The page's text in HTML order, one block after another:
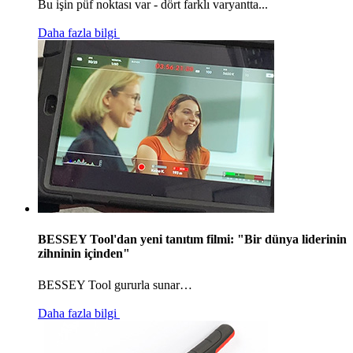
Bu işin püf noktası var - dört farklı varyantta...
Daha fazla bilgi
BESSEY Tool'dan yeni tanıtım filmi: "Bir dünya liderinin
zihninin içinden"
BESSEY Tool gururla sunar…
Daha fazla bilgi